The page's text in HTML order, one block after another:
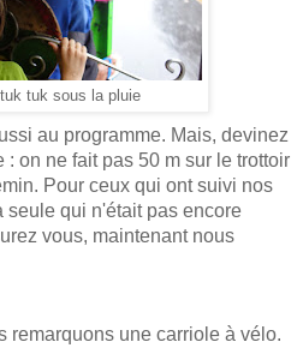
tuk sous la pluie
au programme. Mais, devinez
on ne fait pas 50 m sur le trottoir
Pour ceux qui ont suivi nos
seule qui n'était pas encore
vous, maintenant nous
remarquons une carriole à vélo.